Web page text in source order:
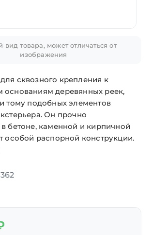
товара, может отличаться от
изображения
сквозного крепления к
основаниям деревянных реек,
тому подобных элементов
Он прочно
в бетоне, каменной и кирпичной
особой распорной конструкции.